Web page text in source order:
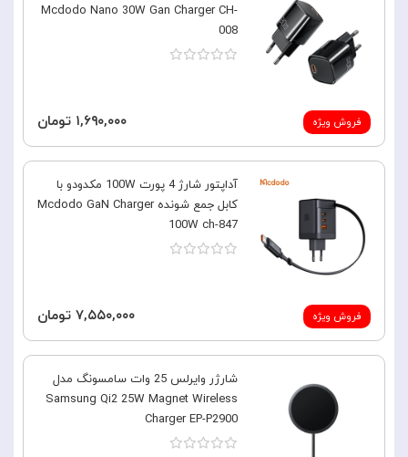
فروش ویژه
Mcdodo Nano 30W Gan Charger CH-
008
۱,۶۹۰,۰۰۰ تومان
فروش ویژه
آداپتور شارژ 4 پورت 100W مکدودو با
کابل جمع شونده Mcdodo GaN Charger
100W ch-847
۷,۵۵۰,۰۰۰ تومان
شارژر وایرلس 25 وات سامسونگ مدل
Samsung Qi2 25W Magnet Wireless
Charger EP-P2900